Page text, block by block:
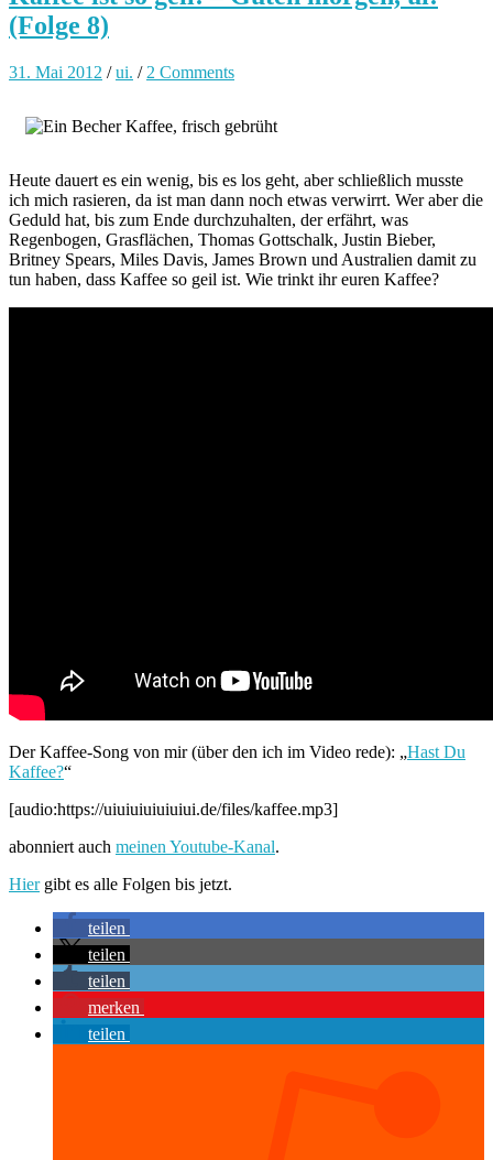
(Folge 8)
31. Mai 2012 /ui. / 2 Comments
Heute dauert es ein wenig, bis es los geht, aber schließlich musste
ich mich rasieren, da ist man dann noch etwas verwirrt. Wer aber die
Geduld hat, bis zum Ende durchzuhalten, der erfährt, was
Regenbogen, Grasflächen, Thomas Gottschalk, Justin Bieber,
Britney Spears, Miles Davis, James Brown und Australien damit zu
tun haben, dass Kaffee so geil ist. Wie trinkt ihr euren Kaffee?
Der Kaffee-Song von mir (über den ich im Video rede): „Hast Du
Kaffee?“
[audio:https://uiuiuiuiuiuiui.de/files/kaffee.mp3]
abonniert auch meinen Youtube-Kanal.
Hiergibt es alle Folgen bis jetzt.
teilen
teilen
teilen
merken
teilen